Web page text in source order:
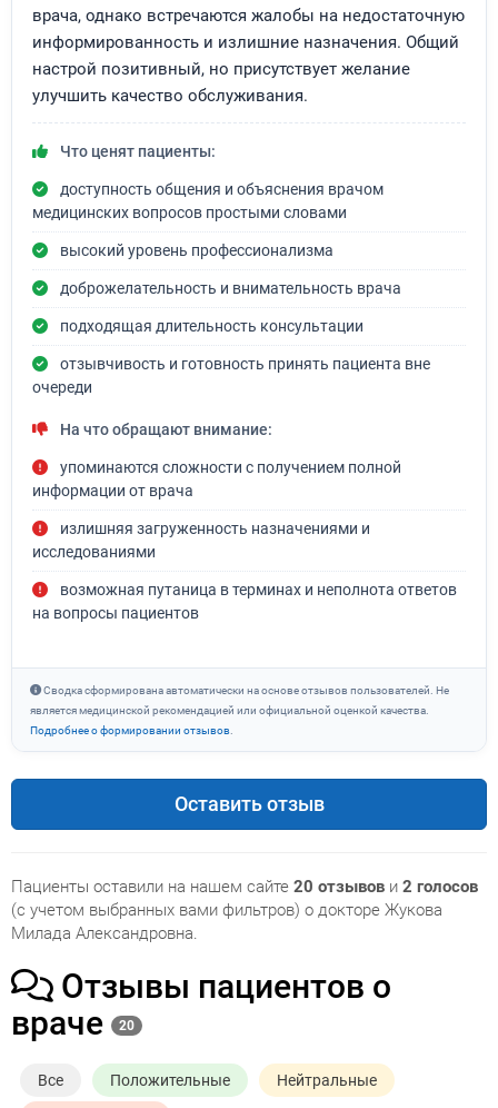
врача, однако встречаются жалобы на недостаточную
информированность и излишние назначения. Общий
настрой позитивный, но присутствует желание
улучшить качество обслуживания.
Что ценят пациенты:
доступность общения и объяснения врачом
медицинских вопросов простыми словами
высокий уровень профессионализма
доброжелательность и внимательность врача
подходящая длительность консультации
отзывчивость и готовность принять пациента вне
очереди
На что обращают внимание:
упоминаются сложности с получением полной
информации от врача
излишняя загруженность назначениями и
исследованиями
возможная путаница в терминах и неполнота ответов
на вопросы пациентов
Сводка сформирована автоматически на основе отзывов пользователей. Не
является медицинской рекомендацией или официальной оценкой качества.
Подробнее о формировании отзывов
Оставить отзыв
Пациенты оставили на нашем сайте 20 отзывов и 2 голосов
(с учетом выбранных вами фильтров) о докторе Жукова
Милада Александровна.
Отзывы пациентов о
враче
20
Все Положительные Нейтральные